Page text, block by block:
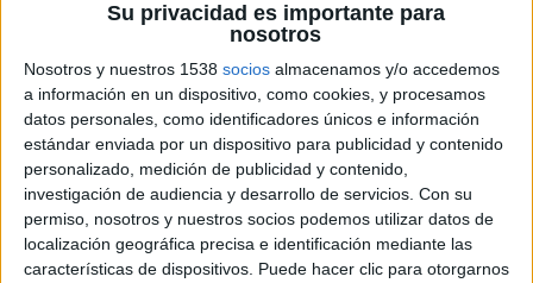
Su privacidad es importante para
nosotros
Nosotros y nuestros 1538 socios almacenamos y/o accedemos
a información en un dispositivo, como cookies, y procesamos
datos personales, como identificadores únicos e información
estándar enviada por un dispositivo para publicidad y contenido
personalizado, medición de publicidad y contenido,
investigación de audiencia y desarrollo de servicios. Con su
permiso, nosotros y nuestros socios podemos utilizar datos de
localización geográfica precisa e identificación mediante las
características de dispositivos. Puede hacer clic para otorgarnos
El Catalunya contra Veneçuela es
jugarà a Montilivi
Girona acollirà el partit internacional de futbol que
disputaran les seleccions de Catalunya i Veneçuela el dilluns
25 de març. L’escenari de l’enfrontament, que començarà ...